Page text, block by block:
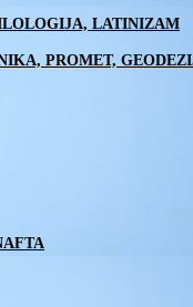
LATINIZAM
PROMET,